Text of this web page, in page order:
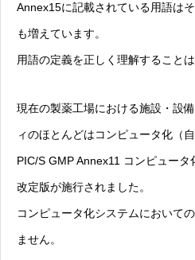
Annex15に記載されている用語は
も増えています。
用語の定義を正しく理解すること
現在の製薬工場における施設・設
ィのほとんどはコンピュータ化（
PIC/S GMP Annex11 コンピュー
改定版が施行されました。
コンピュータ化システムにおいて
ません。